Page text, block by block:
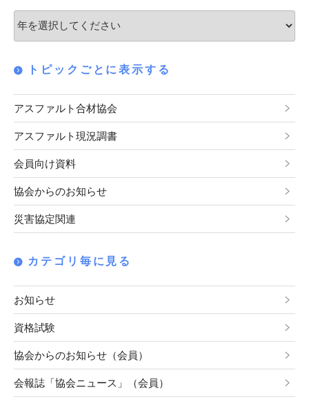
ン
トピックごとに表示する
アスファルト合材協会
アスファルト現況調書
会員向け資料
協会からのお知らせ
災害協定関連
カテゴリ毎に見る
お知らせ
資格試験
協会からのお知らせ（会員）
会報誌「協会ニュース」（会員）